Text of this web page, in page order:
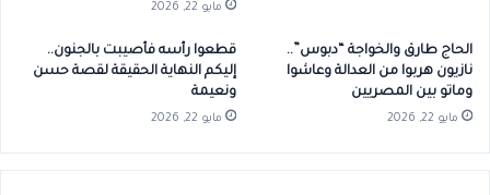
مايو 22, 2026
الحاج طارق والخواجة “دبوس”..
نازيون هربوا من العدالة وعاشوا
وماتو بين المصريين
مايو 22, 2026
قطعوا رأسه فأصيبت بالجنون..
إليكم النهاية الحقيقة لقصة حسن
ونعيمة
مايو 22, 2026